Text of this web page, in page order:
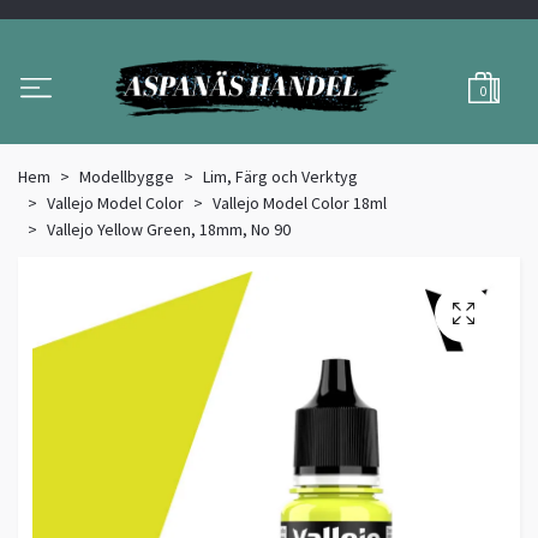
0
Hem Modellbygge
Lim, Färg och Verktyg
Vallejo Model Color
Vallejo Model Color 18ml
Vallejo Yellow Green, 18mm, No 90